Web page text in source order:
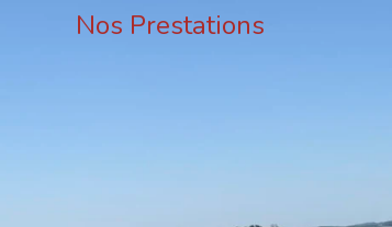
Nos Prestations